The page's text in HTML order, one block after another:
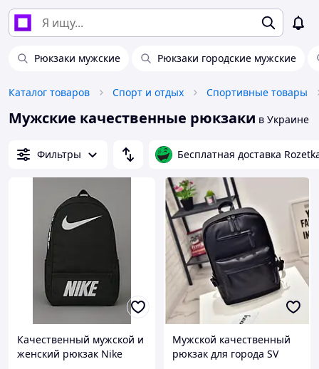
Рюкзаки мужские Рюкзаки городские мужские
Каталог товаров Спорт и отдых Спортивные товары
Мужские качественные рюкзаки в Украине
Фильтры Бесплатная доставка
Качественный мужской и
женский рюкзак Nike
Мужской качественный
рюкзак для города SV